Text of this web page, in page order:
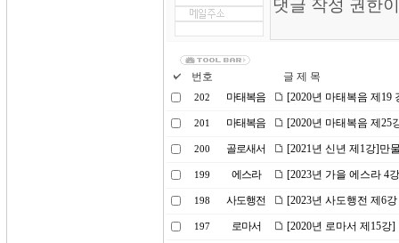
번호 글 제 목
202 마태복음 [2020년 마태복음 제19
201 마태복음 [2020년 마태복음 제25
200 골로새서 [2021년 신년 제1강]만
199 에스라 [2023년 가을 에스라 4
198 사도행전 [2023년 사도행전 제6
197 로마서 [2020년 로마서 제15강